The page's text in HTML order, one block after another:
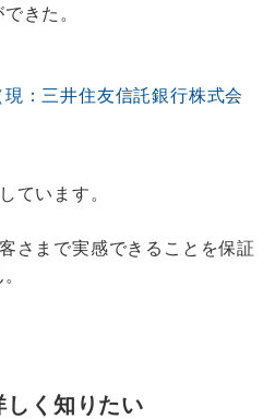
きた。
：三井住友信託銀行株式会
ています。
さまで実感できることを保証
しく知りたい